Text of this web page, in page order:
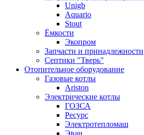
Unigb
Aquario
Stout
Ёмкости
Экопром
Запчасти и принадлежности
Септики "Тверь"
Отопительное оборудование
Газовые котлы
Ariston
Электрические котлы
ГОЗСА
Ресурс
Электротепломаш
Эван